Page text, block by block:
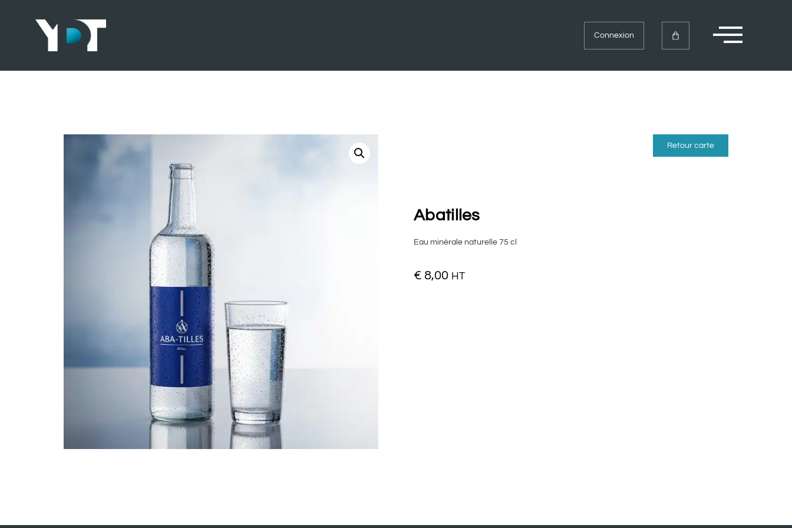
Connexion
Retour carte
Abatilles
Eau minérale naturelle 75 cl
€ 8,00 HT